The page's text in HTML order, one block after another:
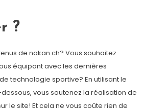
?
de nakan.ch? Vous souhaitez
équipant avec les dernières
technologie sportive? En utilisant le
vous soutenez la réalisation de
le site! Et cela ne vous coûte rien de